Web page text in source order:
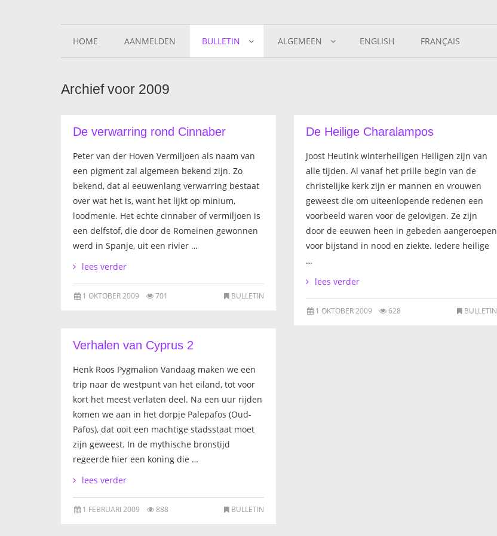
HOME AANMELDEN BULLETIN ALGEMEEN ENGLISH FRANÇAIS
Archief voor 2009
De verwarring rond Cinnaber
Peter van der Hoven Vermiljoen als naam van
een pigment zal algemeen bekend zijn. Zo
bekend, dat al eeuwenlang verwarring bestaat
over wat het is, want het lijkt op minium,
loodmenie. Het echte cinnaber of vermiljoen is
een delfstof, die door de Romeinen gewonnen
werd in Spanje, uit een rivier …
lees verder
BULLETIN
1 OKTOBER 2009 701
Verhalen van Cyprus 2
Henk Roos Pygmalion Vandaag maken we een
trip naar de westpunt van het eiland, tot voor
kort het meest verlaten deel. Na een uur rijden
komen we aan in het dorpje Palepafos (Oud-
Pafos), dat ooit een machtige stadsstaat moet
zijn geweest. In de mythische bronstijd
regeerde hier een koning die …
lees verder
BULLETIN
1 FEBRUARI 2009 888
De Heilige Charalampos
Joost Heutink winterheiligen Heiligen zijn van
alle tijden. Al vanaf het prille begin van de
christelijke kerk zijn er mannen en vrouwen
geweest die om uiteenlopende redenen een
voorbeeld waren voor de gelovigen. Ze zijn
door de eeuwen heen in gebeden aangeroepen
voor bijstand in nood en ziekte. Iedere heilige
…
lees verder
BULLETIN
1 OKTOBER 2009 628